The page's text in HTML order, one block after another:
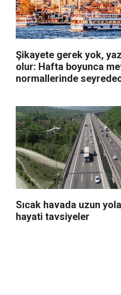
Şikayete gerek yok, yaz
olur: Hafta boyunca
normallerinde
Sıcak havada uzun
hayati tavsiyeler